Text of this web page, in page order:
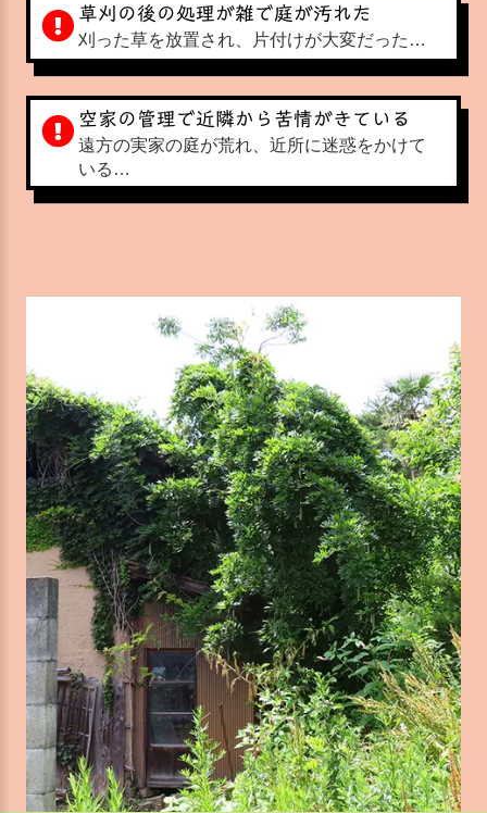
草刈の後の処理が雑で庭が汚れた
刈った草を放置され、片付けが大変だった…
空家の管理で近隣から苦情がきている
遠方の実家の庭が荒れ、近所に迷惑をかけて
いる…